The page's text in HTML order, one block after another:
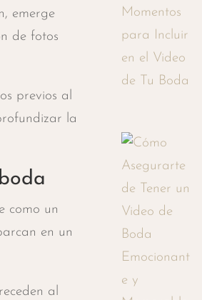
emerge
de fotos
previos al
la
como un
en un
al